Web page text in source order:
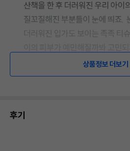
상품정보 더보기
후기